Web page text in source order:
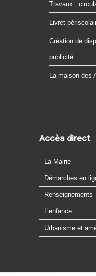
Travaux :
Livret
Création de
publicité
La maison des
Accès direct
La Mairie
Démarches en
Renseignements
L’enfance
Urbanisme et